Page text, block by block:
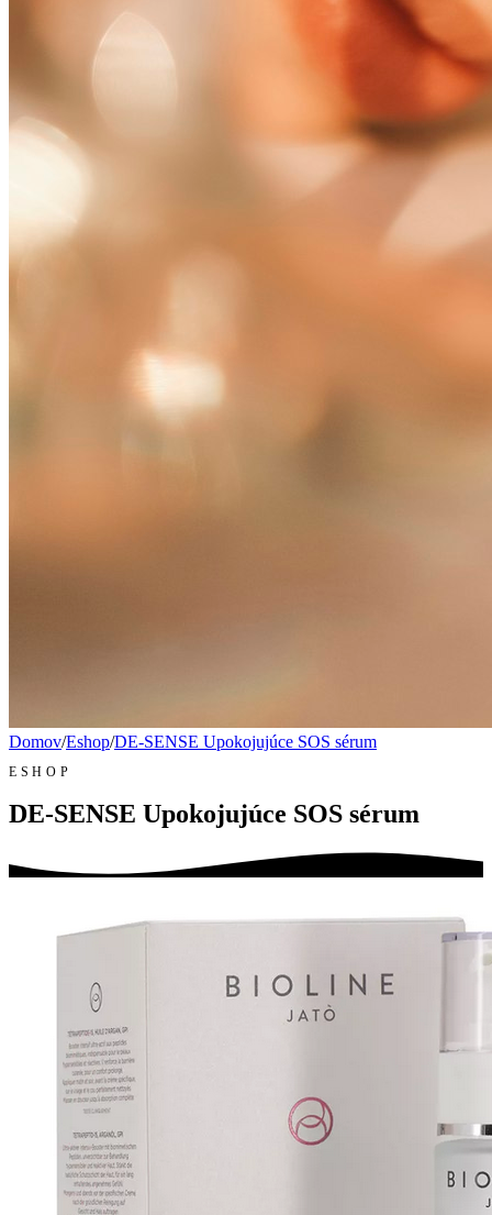
Domov/Eshop/DE-SENSE Upokojujúce SOS sérum
ESHOP
DE-SENSE Upokojujúce SOS sérum